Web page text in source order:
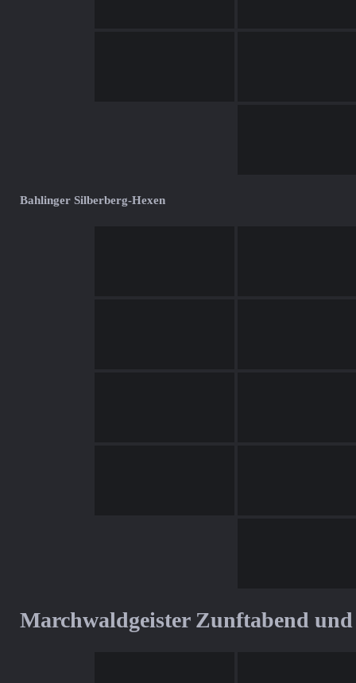
Bahlinger Silberberg-Hexen
Marchwaldgeister Zunftabend